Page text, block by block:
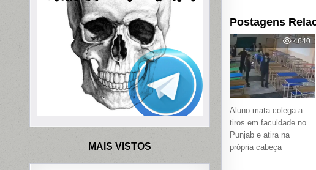
Postagens
4640
Aluno mata colega a
tiros em faculdade no
Punjab e atira na
própria cabeça
MAIS VISTOS